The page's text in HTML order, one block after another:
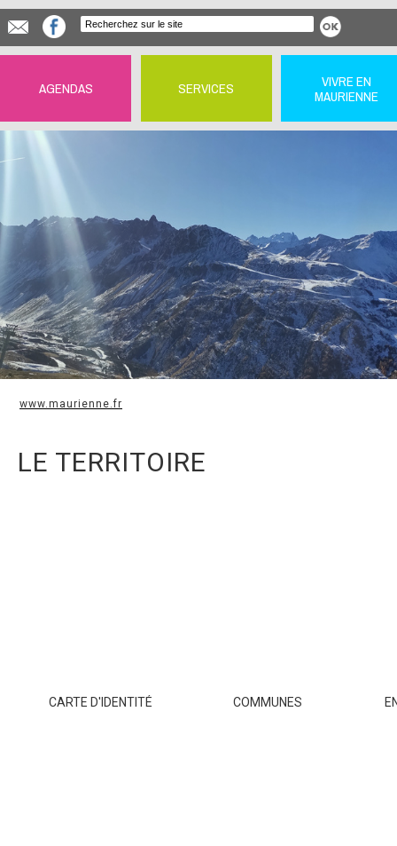
AGENDAS SERVICES
VIVRE EN
MAURIENNE
www.maurienne.fr
LE TERRITOIRE
CARTE D'IDENTITÉ COMMUNES